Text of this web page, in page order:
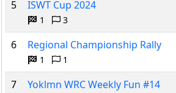
5 ISWT Cup 2024
1 3
6 Regional Championship Rally
1 1
7 Yoklmn WRC Weekly Fun #14